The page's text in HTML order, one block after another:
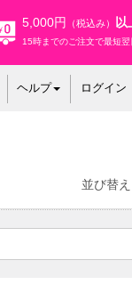
5,000円 （税込み） 以
15時までのご注文で最短
ヘルプ ログイン
並び替え